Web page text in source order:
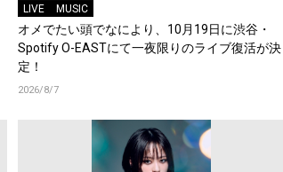
LIVE MUSIC
オメでたい頭でなにより、10月19日に渋谷・
Spotify O-EASTにて一夜限りのライブ復活が決
定！
2026/8/7